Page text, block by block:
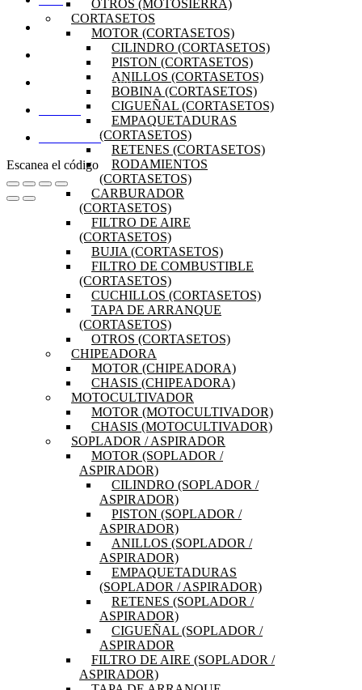
OTROS (MOTOSIERRA)
CORTASETOS
MOTOR (CORTASETOS)
CILINDRO (CORTASETOS)
PISTON (CORTASETOS)
ANILLOS (CORTASETOS)
BOBINA (CORTASETOS)
CIGUEÑAL (CORTASETOS)
EMPAQUETADURAS
(CORTASETOS)
RETENES (CORTASETOS)
RODAMIENTOS
(CORTASETOS)
CARBURADOR
(CORTASETOS)
FILTRO DE AIRE
(CORTASETOS)
BUJIA (CORTASETOS)
FILTRO DE COMBUSTIBLE
(CORTASETOS)
CUCHILLOS (CORTASETOS)
TAPA DE ARRANQUE
(CORTASETOS)
OTROS (CORTASETOS)
CHIPEADORA
MOTOR (CHIPEADORA)
CHASIS (CHIPEADORA)
MOTOCULTIVADOR
MOTOR (MOTOCULTIVADOR)
CHASIS (MOTOCULTIVADOR)
SOPLADOR / ASPIRADOR
MOTOR (SOPLADOR /
ASPIRADOR)
CILINDRO (SOPLADOR /
ASPIRADOR)
PISTON (SOPLADOR /
ASPIRADOR)
ANILLOS (SOPLADOR /
ASPIRADOR)
EMPAQUETADURAS
(SOPLADOR / ASPIRADOR)
RETENES (SOPLADOR /
ASPIRADOR)
CIGUEÑAL (SOPLADOR /
ASPIRADOR
FILTRO DE AIRE (SOPLADOR /
ASPIRADOR)
PREGUNTAS FRECUENTES
DISTRIBUIDORES
Escanea el código